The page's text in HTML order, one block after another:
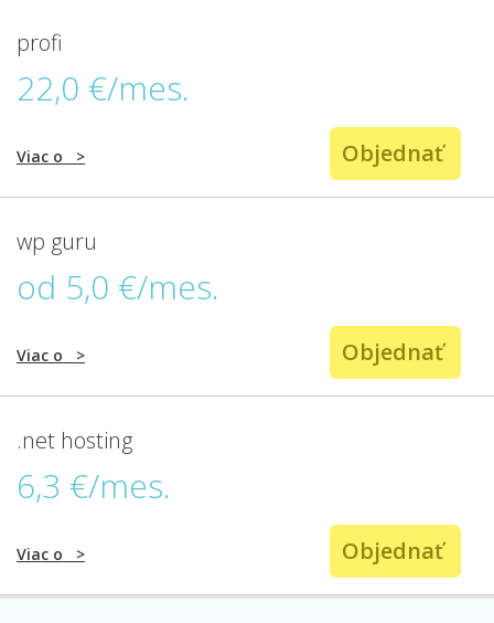
profi
22,0 €/mes.
Objednať
Viac o >
wp guru
od 5,0 €/mes.
Objednať
Viac o >
.net hosting
6,3 €/mes.
Objednať
Viac o >